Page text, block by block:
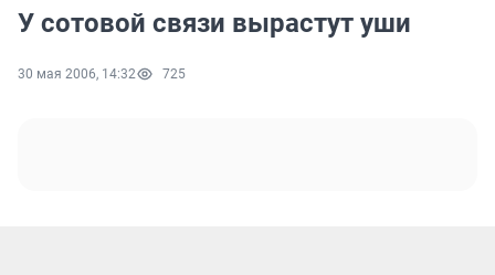
У сотовой связи вырастут уши
30 мая 2006, 14:32 725